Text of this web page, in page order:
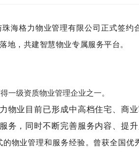
海格力物业管理有限公司正式签约
地，共建智慧物业专属服务平台。
一级资质物业管理企业之一。
物业目前已形成中高档住宅、商业
务，同时不断完善服务内容、提
物业管理和服务经验。 曾获全国优